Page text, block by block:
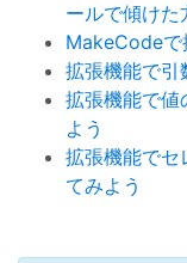
ールで傾けた
MakeCodeで
拡張機能で引
拡張機能で値
よう
拡張機能でセ
てみよう